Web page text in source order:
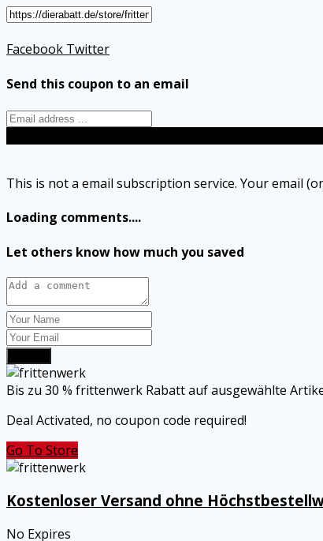
Facebook Twitter
Send this coupon to an email
This is not a email subscription service. Your email
Loading comments....
Let others know how much you saved
Bis zu 30 % frittenwerk Rabatt auf ausgewählte
Deal Activated, no coupon code required!
Go To Store
Kostenloser Versand ohne
No Expires